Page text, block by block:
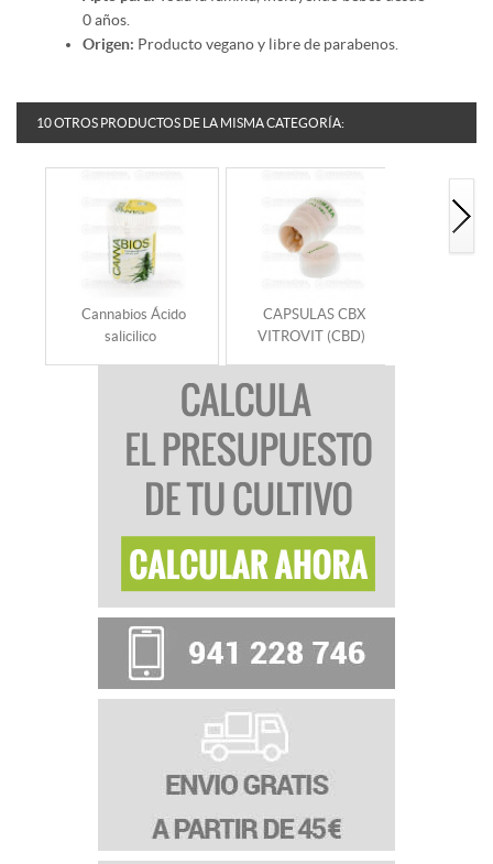
0 años.
Origen: Producto vegano y libre de parabenos.
10 OTROS PRODUCTOS DE LA MISMA CATEGORÍA:
Cannabios Ácido
salicilico
CAPSULAS CBX
VITROVIT (CBD)